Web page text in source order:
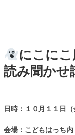
にこに
読み聞かせ
日時：１０月１１日
会場：こどもはっち内